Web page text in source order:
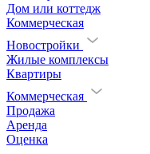
Дом или коттедж
Коммерческая
Новостройки
Жилые комплексы
Квартиры
Коммерческая
Продажа
Аренда
Оценка